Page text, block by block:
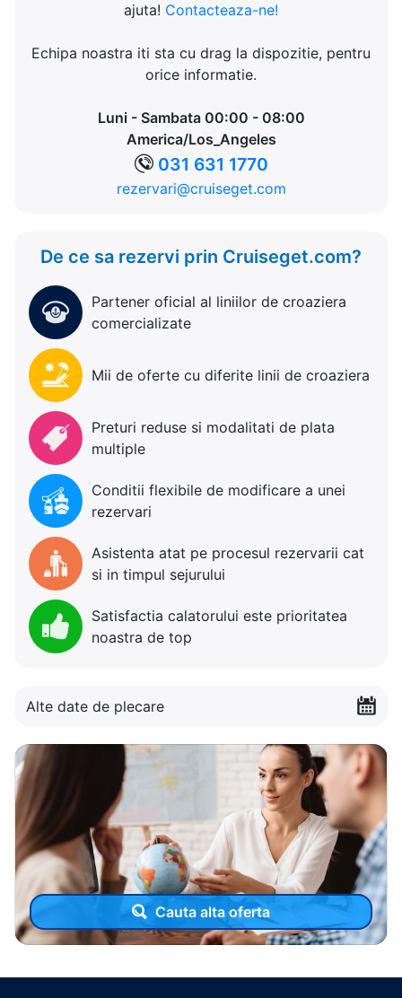
ajuta! Contacteaza-ne!
Echipa noastra iti sta cu drag la dispozitie, pentru
orice informatie.
Luni - Sambata 00:00 - 08:00
America/Los_Angeles
031 631 1770
rezervari@cruiseget.com
De ce sa rezervi prin Cruiseget.com?
Partener oficial al liniilor de croaziera
comercializate
Mii de oferte cu diferite linii de croaziera
Preturi reduse si modalitati de plata
multiple
Conditii flexibile de modificare a unei
rezervari
Asistenta atat pe procesul rezervarii cat
si in timpul sejurului
Satisfactia calatorului este prioritatea
noastra de top
Alte date de plecare
Cauta alta oferta